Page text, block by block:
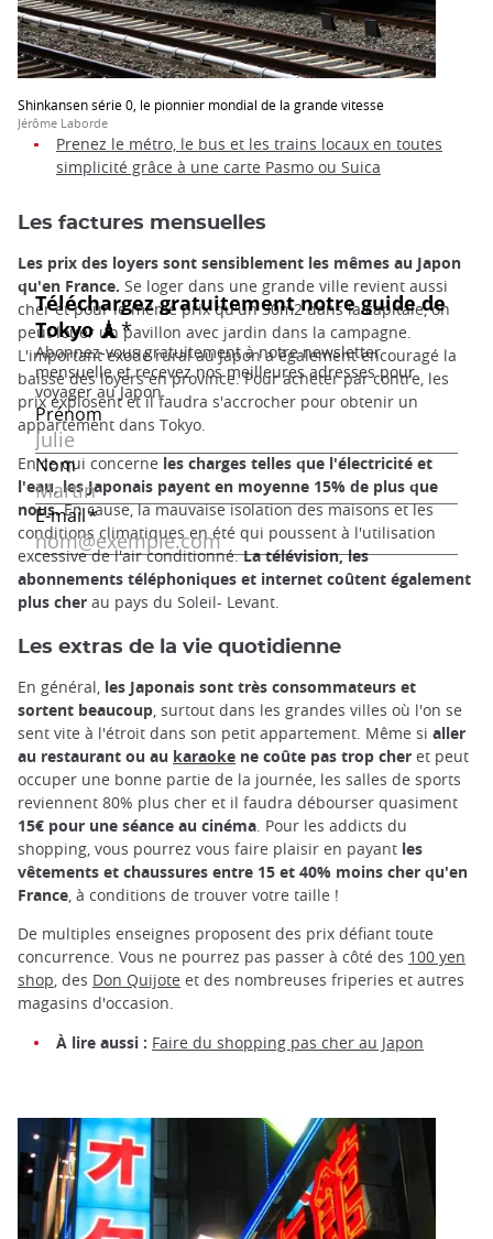
Shinkansen série 0, le pionnier mondial de la grande vitesse
Jérôme Laborde
Prenez le métro, le bus et les trains locaux en toutes
simplicité grâce à une carte Pasmo ou Suica
Les factures mensuelles
Les prix des loyers sont sensiblement les mêmes au Japon
qu'en France. Se loger dans une grande ville revient aussi
cher et pour le même prix qu'un 30m2 dans la capitale, on
peut louer un pavillon avec jardin dans la campagne.
L'important exode rural au Japon a également encouragé la
baisse des loyers en province. Pour acheter par contre, les
prix explosent et il faudra s'accrocher pour obtenir un
appartement dans Tokyo.
En ce qui concerne les charges telles que l'électricité et
l'eau, les Japonais payent en moyenne 15% de plus que
nous.En cause, la mauvaise isolation des maisons et les
conditions climatiques en été qui poussent à l'utilisation
excessive de l'air conditionné.La télévision, les
abonnements téléphoniques et internet coûtent également
plus cher au pays du Soleil- Levant.
Les extras de la vie quotidienne
En général, les Japonais sont très consommateurs et
sortent beaucoup, surtout dans les grandes villes où l'on se
sent vite à l'étroit dans son petit appartement. Même si aller
au restaurant ou au karaoke ne coûte pas trop cher et peut
occuper une bonne partie de la journée, les salles de sports
reviennent 80% plus cher et il faudra débourser quasiment
15€ pour une séance au cinéma. Pour les addicts du
shopping, vous pourrez vous faire plaisir en payant les
vêtements et chaussures entre 15 et 40% moins cher qu'en
France, à conditions de trouver votre taille !
De multiples enseignes proposent des prix défiant toute
concurrence. Vous ne pourrez pas passer à côté des 100 yen
shop, des Don Quijote et des nombreuses friperies et autres
magasins d'occasion.
À lire aussi : Faire du shopping pas cher au Japon